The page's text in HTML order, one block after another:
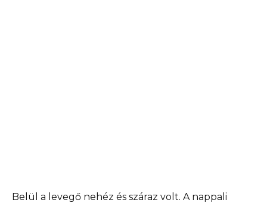
Belül a levegő nehéz és száraz volt. A nappali